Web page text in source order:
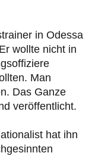
in Odessa
wollte nicht in
Man
Das Ganze
veröffentlicht.
hat ihn